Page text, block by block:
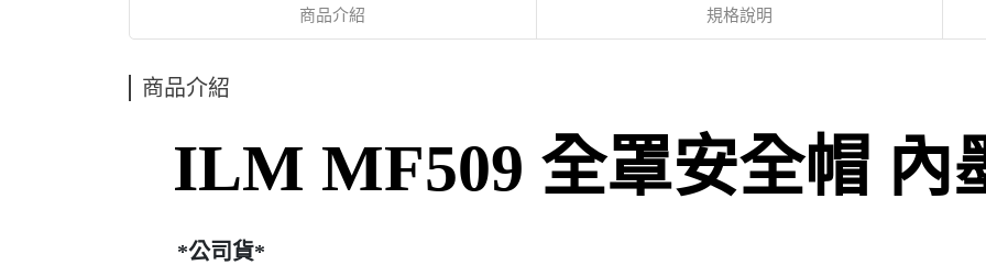
商品介紹 規格說明
商品介紹
ILM MF509 全罩安全帽 內
*公司貨*